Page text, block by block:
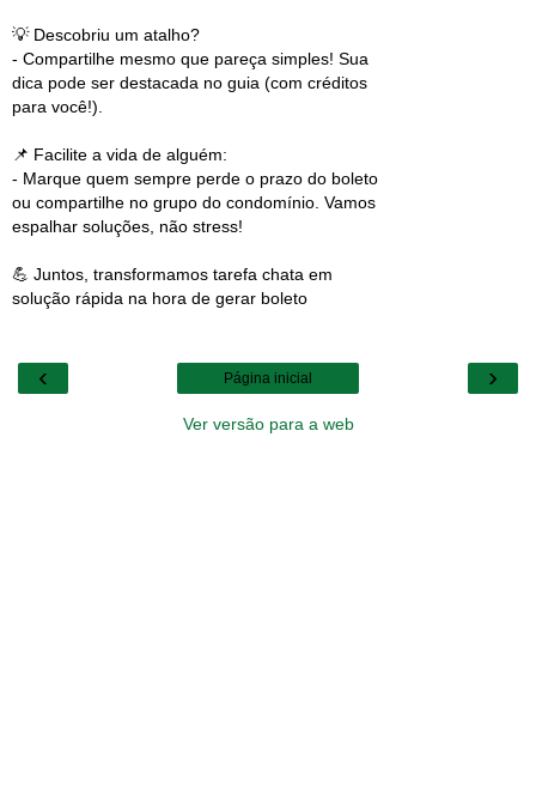
💡 Descobriu um atalho?
- Compartilhe mesmo que pareça simples! Sua
dica pode ser destacada no guia (com créditos
para você!).
📌 Facilite a vida de alguém:
- Marque quem sempre perde o prazo do boleto
ou compartilhe no grupo do condomínio. Vamos
espalhar soluções, não stress!
💪 Juntos, transformamos tarefa chata em
solução rápida na hora de gerar boleto
‹ ›
Página inicial
Ver versão para a web